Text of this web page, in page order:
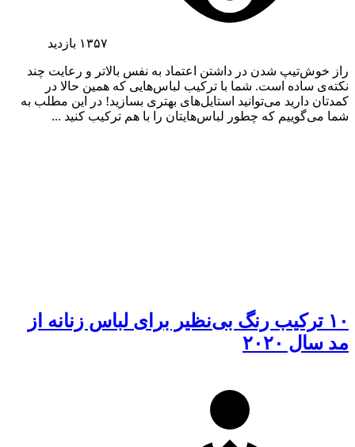
۱۳۵۷ بازدید
راز خوش‌تیپ شدن در داشتن اعتماد به نفس بالاتر و رعایت چند
نکته‌ی ساده است. شما با ترکیب لباس‌هایی که همین حالا در
کمدتان دارید می‌توانید استایل‌های بهتری بسازید! در این مطلب به
شما می‌گوییم که چطور لباس‌هایتان را با هم ترکیب کنید ...
۱۰ ترکیب رنگ بی‌نظیر برای لباس زنانه از
مد سال ۲۰۲۰